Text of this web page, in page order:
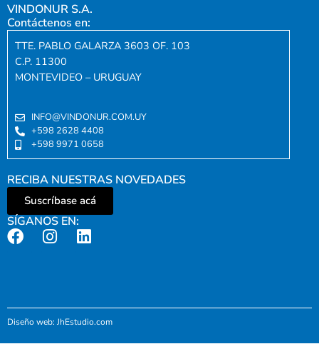
VINDONUR S.A.
Contáctenos en:
TTE. PABLO GALARZA 3603 OF. 103
C.P. 11300
MONTEVIDEO – URUGUAY
INFO@VINDONUR.COM.UY
+598 2628 4408
+598 9971 0658
RECIBA NUESTRAS NOVEDADES
Suscríbase acá
SÍGANOS EN:
Diseño web: JhEstudio.com